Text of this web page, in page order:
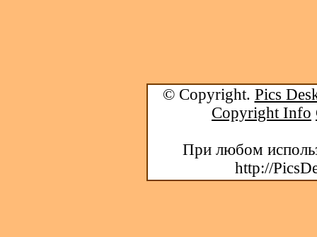
© Copyright. Pics
Copyright Info
При любом
http://